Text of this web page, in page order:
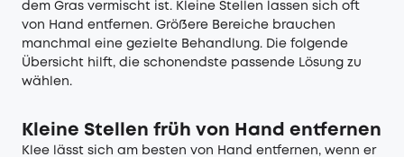
dem Gras vermischt ist. Kleine Stellen lassen sich oft
von Hand entfernen. Größere Bereiche brauchen
manchmal eine gezielte Behandlung. Die folgende
Übersicht hilft, die schonendste passende Lösung zu
wählen.
Kleine Stellen früh von Hand entfernen
Klee lässt sich am besten von Hand entfernen, wenn er